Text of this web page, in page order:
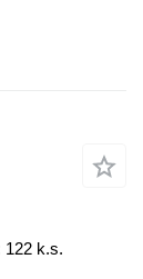
122 k.s.